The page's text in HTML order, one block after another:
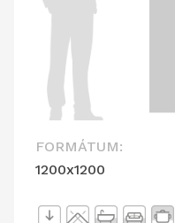
FORMÁTUM:
1200x1200